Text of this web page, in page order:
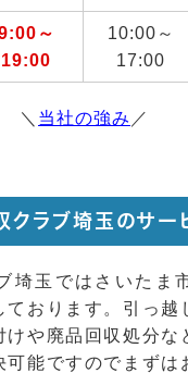
～
19:00
10:00～
17:00
＼ 当社の強み ／
クラブ埼玉のサー
埼玉ではさいたま
ております。引っ越
けや廃品回収処分な
可能ですのでまずは